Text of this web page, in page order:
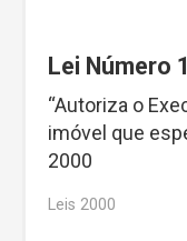
Lei Número
“Autoriza o
imóvel que
2000
Leis 2000